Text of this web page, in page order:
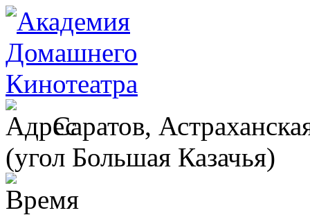
Саратов,
(угол Большая Казачья)